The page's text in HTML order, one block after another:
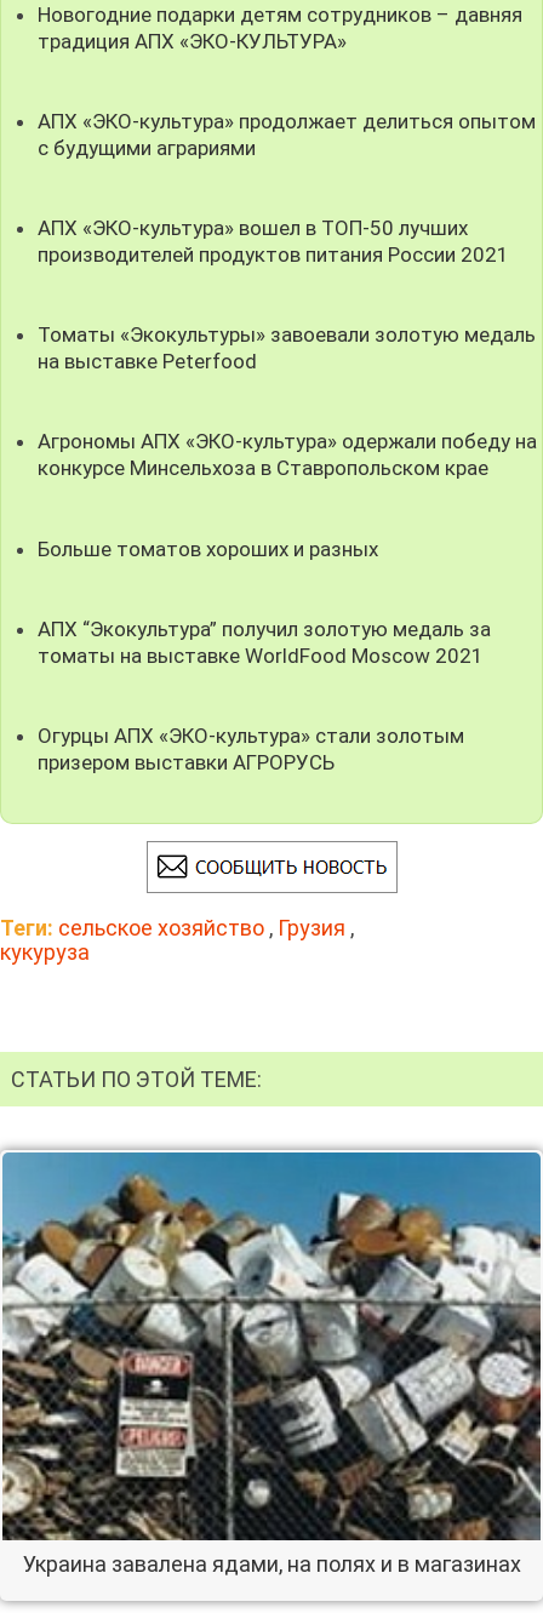
Новогодние подарки детям сотрудников – давняя
традиция АПХ «ЭКО-КУЛЬТУРА»
АПХ «ЭКО-культура» продолжает делиться опытом
с будущими аграриями
АПХ «ЭКО-культура» вошел в ТОП-50 лучших
производителей продуктов питания России 2021
Томаты «Экокультуры» завоевали золотую медаль
на выставке Peterfood
Агрономы АПХ «ЭКО-культура» одержали победу на
конкурсе Минсельхоза в Ставропольском крае
Больше томатов хороших и разных
АПХ “Экокультура” получил золотую медаль за
томаты на выставке WorldFood Moscow 2021
Огурцы АПХ «ЭКО-культура» стали золотым
призером выставки АГРОРУСЬ
Теги: сельское хозяйство , Грузия ,
кукуруза
СТАТЬИ ПО ЭТОЙ ТЕМЕ:
Украина завалена ядами, на полях и в магазинах